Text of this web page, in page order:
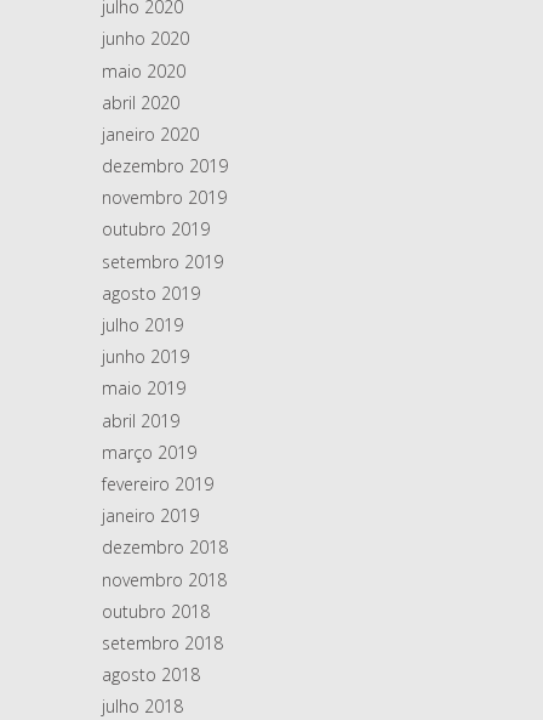
julho 2020
junho 2020
maio 2020
abril 2020
janeiro 2020
dezembro 2019
novembro 2019
outubro 2019
setembro 2019
agosto 2019
julho 2019
junho 2019
maio 2019
abril 2019
março 2019
fevereiro 2019
janeiro 2019
dezembro 2018
novembro 2018
outubro 2018
setembro 2018
agosto 2018
julho 2018